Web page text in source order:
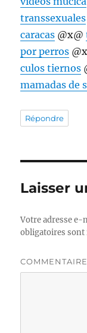
transsexuales
caracas @x@
por perros
culos tiernos
mamadas de
Répondre
Laisser
Votre adresse e-
obligatoires sont
COMMENTAIRE